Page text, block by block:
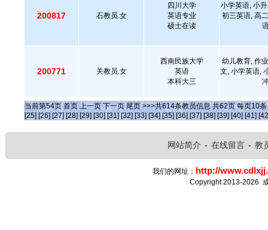
200817 石教员.女
四川大学
英语专业
硕士在读
小学英语, 小
初三英语, 高
200771 关教员.女
西南民族大学
英语
本科大三
幼儿教育, 作
文, 小学英语,
当前第54页 首页 上一页 下一页 尾页 >>>共614条教员信息 共62页 每页10条
[25] [26] [27] [28] [29] [30] [31] [32] [33] [34] [35] [36] [37] [38] [39] [40] [41]
网站简介 - 在线留言 - 教
我们的网址： http://
Copyright 2013-2026